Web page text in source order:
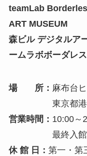
teamLab
ART MUSEUM
森ビル デジタルア
ームラボボーダレス
場 所： 麻布台
東京都港区
営業時間： 10:00～
最終入館は
休 館 日： 第一・第